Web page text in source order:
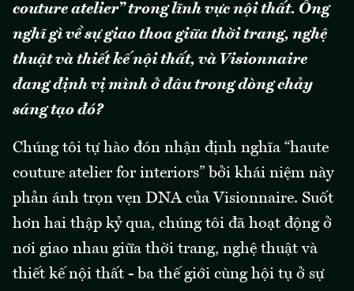
couture atelier” trong lĩnh vực nội thất. Ông
nghĩ gì về sự giao thoa giữa thời trang, nghệ
thuật và thiết kế nội thất, và Visionnaire
đang định vị mình ở đâu trong dòng chảy
sáng tạo đó?
Chúng tôi tự hào đón nhận định nghĩa “haute
couture atelier for interiors” bởi khái niệm này
phản ánh trọn vẹn DNA của Visionnaire. Suốt
hơn hai thập kỷ qua, chúng tôi đã hoạt động ở
nơi giao nhau giữa thời trang, nghệ thuật và
thiết kế nội thất - ba thế giới cùng hội tụ ở sự